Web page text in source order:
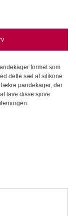
formet som
dette sæt af silikone
lækre pandekager, der
lave disse sjove